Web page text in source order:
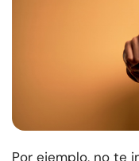
Por ejemplo, no te